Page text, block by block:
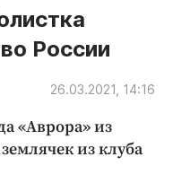
России
26.03.2021, 14:16
«Аврора» из
из клуба